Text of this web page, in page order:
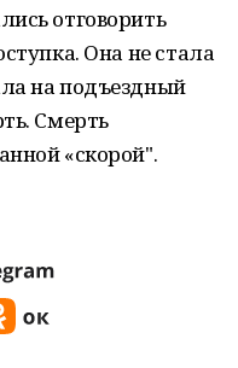
отговорить
Она не стала
на подъездный
Смерть
«скорой".